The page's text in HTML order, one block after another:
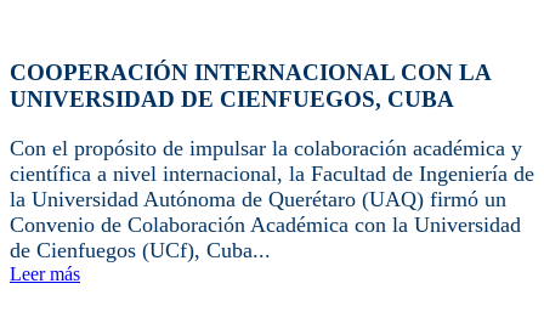
COOPERACIÓN INTERNACIONAL CON LA
UNIVERSIDAD DE CIENFUEGOS, CUBA
Con el propósito de impulsar la colaboración académica y
científica a nivel internacional, la Facultad de Ingeniería de
la Universidad Autónoma de Querétaro (UAQ) firmó un
Convenio de Colaboración Académica con la Universidad
de Cienfuegos (UCf), Cuba...
Leer más